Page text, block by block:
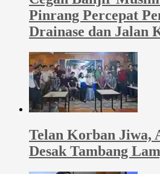
Pinrang Percepat
Drainase dan Jalan
Telan Korban Jiwa,
Desak Tambang